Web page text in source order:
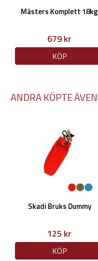
Mästers Komplett 18kg
679 kr
KÖP
ANDRA KÖPTE ÄVEN
Skadi Bruks Dummy
125 kr
KÖP